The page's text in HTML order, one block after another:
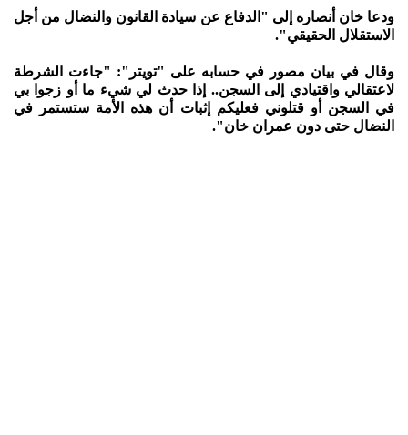
ودعا خان أنصاره إلى "الدفاع عن سيادة القانون والنضال من أجل
الاستقلال الحقيقي".
وقال في بيان مصور في حسابه على "تويتر": "جاءت الشرطة
لاعتقالي واقتيادي إلى السجن.. إذا حدث لي شيء ما أو زجوا بي
في السجن أو قتلوني فعليكم إثبات أن هذه الأمة ستستمر في
النضال حتى دون عمران خان".